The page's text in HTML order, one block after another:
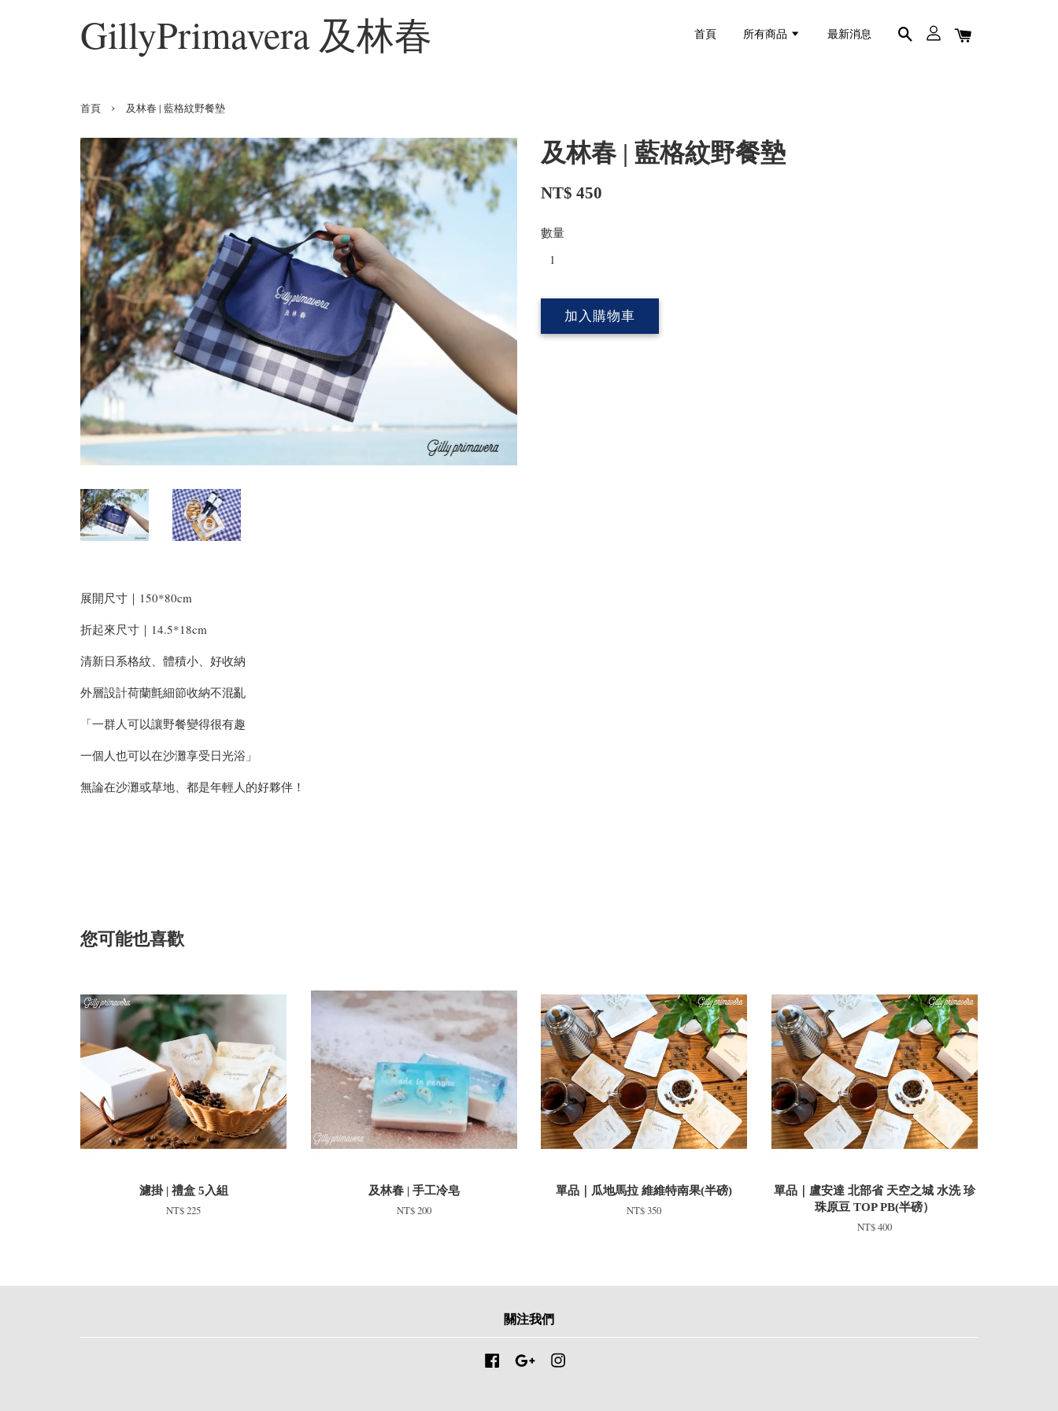
GillyPrimavera 及林春 首頁 所有商品 最新消息
首頁 › 及林春 | 藍格紋野餐墊
及林春 | 藍格紋野餐墊
NT$ 450
數量
加入購物車
展開尺寸｜150*80cm
折起來尺寸｜14.5*18cm
清新日系格紋、體積小、好收納
外層設計荷蘭氈細節收納不混亂
「一群人可以讓野餐變得很有趣
一個人也可以在沙灘享受日光浴」
無論在沙灘或草地、都是年輕人的好夥伴！
您可能也喜歡
濾掛 | 禮盒 5入組
NT$ 225
及林春 | 手工冷皂
NT$ 200
單品｜瓜地馬拉 維維特南果(半磅)
NT$ 350
單品｜盧安達 北部省 天空之城 水洗 珍
珠原豆 TOP PB(半磅）
NT$ 400
關注我們
Facebook Google